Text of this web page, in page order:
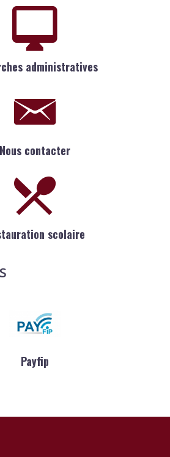
administratives
Nous contacter
scolaire
Payfip